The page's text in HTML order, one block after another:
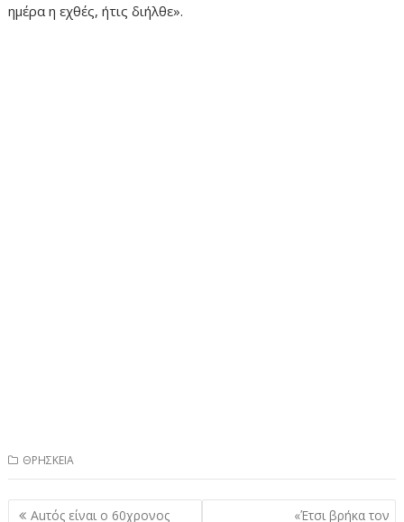
ημέρα η εχθές, ήτις διήλθε».
ΘΡΗΣΚΕΙΑ
Πλοήγηση
Αuτός είναι ο 60χρονος
«Έτσι βρήκα τον